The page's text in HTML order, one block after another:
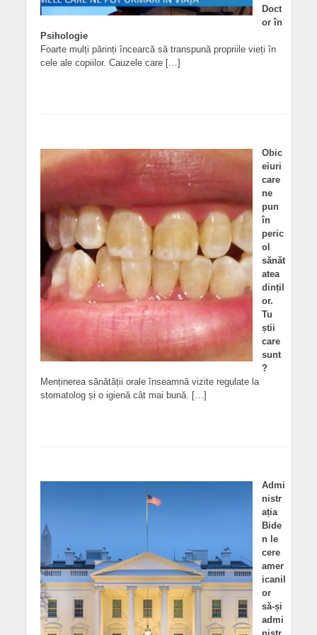
Doct
or în
Psihologie
Foarte mulți părinți încearcă să transpună propriile vieți în
cele ale copiilor. Cauzele care […]
Obic
eiuri
care
ne
pun
în
peric
ol
sănăt
atea
dințil
or.
Tu
știi
care
sunt
?
Menținerea sănătății orale înseamnă vizite regulate la
stomatolog și o igienă cât mai bună. […]
Admi
nistr
ația
Bide
n le
cere
amer
icanil
or
să-și
admi